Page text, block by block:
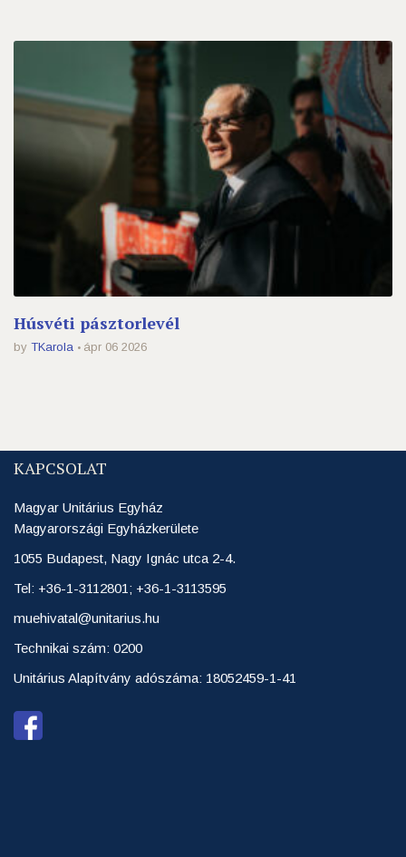
Húsvéti pásztorlevél
by TKarola ápr 06 2026
KAPCSOLAT
Magyar Unitárius Egyház
Magyarországi Egyházkerülete
1055 Budapest, Nagy Ignác utca 2-4.
Tel: +36-1-3112801; +36-1-3113595
muehivatal@unitarius.hu
Technikai szám: 0200
Unitárius Alapítvány adószáma: 18052459-1-41